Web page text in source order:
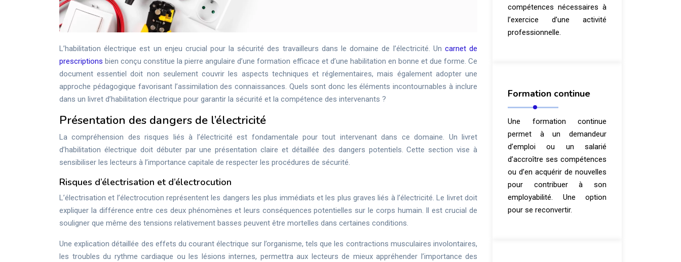
L’habilitation électrique est un enjeu crucial pour la sécurité des travailleurs dans le domaine de l’électricité. Un carnet de
prescriptionsbien conçu constitue la pierre angulaire d’une formation efficace et d’une habilitation en bonne et due forme. Ce
document essentiel doit non seulement couvrir les aspects techniques et réglementaires, mais également adopter une
approche pédagogique favorisant l’assimilation des connaissances. Quels sont donc les éléments incontournables à inclure
dans un livret d’habilitation électrique pour garantir la sécurité et la compétence des intervenants ?
Présentation des dangers de l’électricité
La compréhension des risques liés à l’électricité est fondamentale pour tout intervenant dans ce domaine. Un livret
d’habilitation électrique doit débuter par une présentation claire et détaillée des dangers potentiels. Cette section vise à
sensibiliser les lecteurs à l’importance capitale de respecter les procédures de sécurité.
Risques d’électrisation et d’électrocution
L’électrisation et l’électrocution représentent les dangers les plus immédiats et les plus graves liés à l’électricité. Le livret doit
expliquer la différence entre ces deux phénomènes et leurs conséquences potentielles sur le corps humain. Il est crucial de
souligner que même des tensions relativement basses peuvent être mortelles dans certaines conditions.
Une explication détaillée des effets du courant électrique sur l’organisme, tels que les contractions musculaires involontaires,
les troubles du rythme cardiaque ou les lésions internes, permettra aux lecteurs de mieux appréhender l’importance des
compétences nécessaires à
l’exercice d’une activité
professionnelle.
Formation continue
Une formation continue
permet à un demandeur
d’emploi ou un salarié
d’accroître ses compétences
ou d’en acquérir de nouvelles
pour contribuer à son
employabilité. Une option
pour se reconvertir.